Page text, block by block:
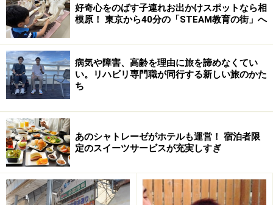
【ホテルナトゥールヴァルト富良野】
富良野の観光拠点に最適な子供に優しいホ
テル
明るく 清潔感のあるファミリールームには、赤ちゃんや小
さな子供がいても安心な設備やアメニティを用意している
富良野の自然の森という名のリゾートホテル「ホテルナ
トゥールヴァルト富良野」は、お城のような外観が特徴
です。小高い場所にあるため夏期解放している屋上テラ
好奇心をのばす子連れお出かけスポットなら相
模原！ 東京から40分の「STEAM教育の街」へ
病気や障害、高齢を理由に旅を諦めなくてい
い。リハビリ専門職が同行する新しい旅のかた
ち
あのシャトレーゼがホテルも運営！ 宿泊者限
定のスイーツサービスが充実しすぎ